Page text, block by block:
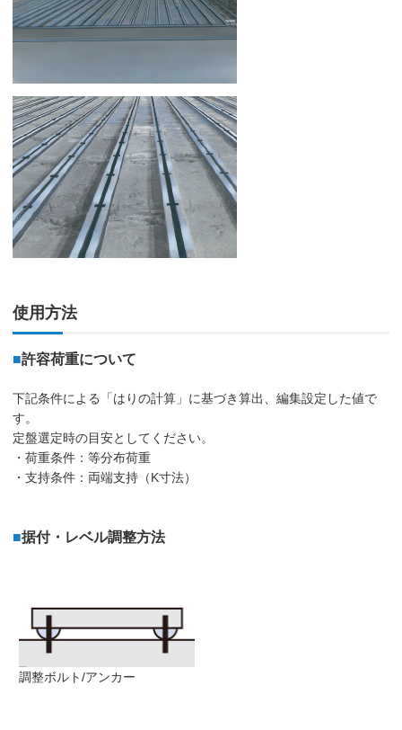
使用方法
■許容荷重について
下記条件による「はりの計算」に基づき算出、編集設定した値で
す。
定盤選定時の目安としてください。
・荷重条件：等分布荷重
・支持条件：両端支持（K寸法）
■据付・レベル調整方法
調整ボルト/アンカー